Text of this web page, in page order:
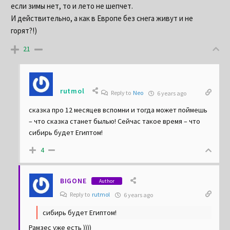
если зимы нет, то и лето не шепчет.
И действительно, а как в Европе без снега живут и не
горят?!)
21
rutmol Reply to Neo 6 years ago
сказка про 12 месяцев вспомни и тогда может поймешь
– что сказка станет былью! Сейчас такое время – что
сибирь будет Египтом!
4
BIGONE Author
Reply to rutmol 6 years ago
сибирь будет Египтом!
Рамзес уже есть ))))